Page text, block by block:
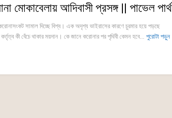
মোকাবেলায় আদিবাসী প্রসঙ্গ || পাভেল পার্থ
সামাল দিচ্ছে বিশ্ব। এক অদৃশ্য ভাইরাসের কারণে চুরমার হয়ে পড়ছে
কী বেঁচে থাকার ময়দান। কে জানে করোনার পর পৃথিবী কেমন হবে... পুরোটা পড়ুন